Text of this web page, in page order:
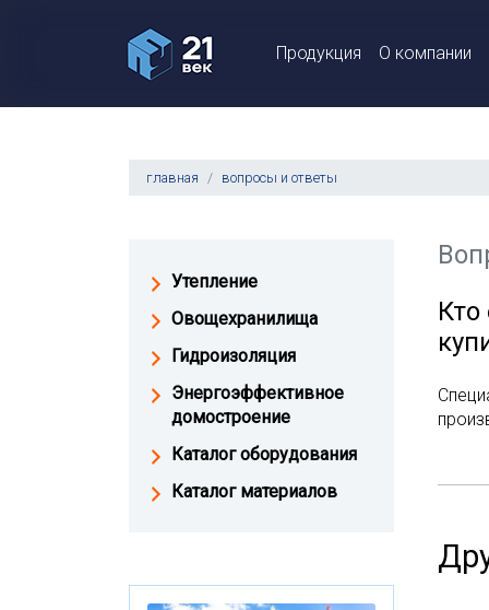
Продукция О компании
главная вопросы и ответы
Утепление
Овощехранилища
Гидроизоляция
Энергоэффективное
домостроение
Каталог оборудования
Каталог материалов